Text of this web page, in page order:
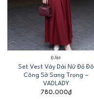
ĐẦM
Set Vest Váy Dài Nữ Đỏ Đô
Công Sở Sang Trọng –
VADLADY
780.000₫